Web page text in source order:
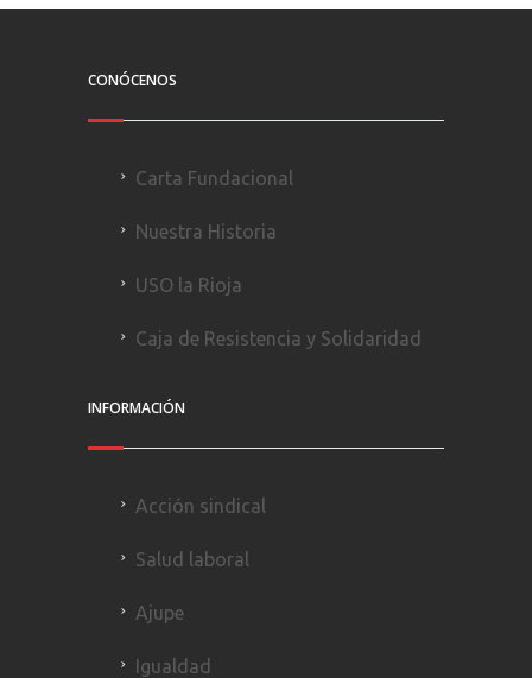
CONÓCENOS
Carta Fundacional
Nuestra Historia
USO la Rioja
Caja de Resistencia y Solidaridad
INFORMACIÓN
Acción sindical
Salud laboral
Ajupe
Igualdad